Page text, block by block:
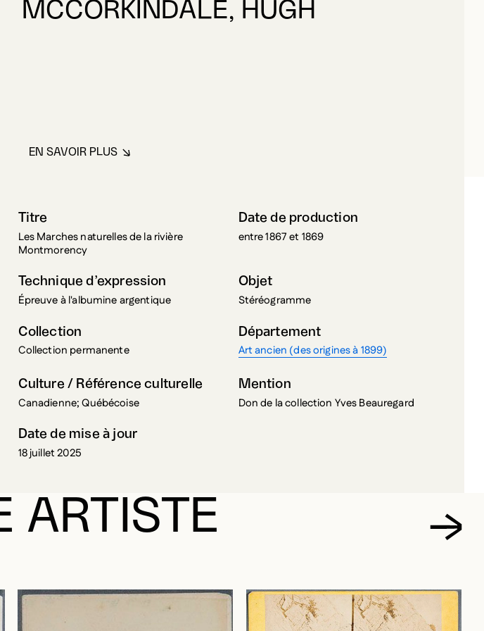
À PROPOS DE MCCORKINDALE, HUGH
Les Marches naturelles de la rivière
Montmorency
entre 1867 et 1869
Épreuve à l'albumine argentique Stéréogramme
Collection permanente Art ancien (des origines à 1899)
Canadienne; Québécoise Don de la collection Yves Beauregard
18 juillet 2025
ARTISTE